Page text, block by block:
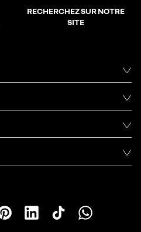
RECHERCHEZ SUR NOTRE
SITE